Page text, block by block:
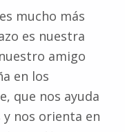
mucho más
es nuestra
amigo
en los
que nos ayuda
nos orienta en